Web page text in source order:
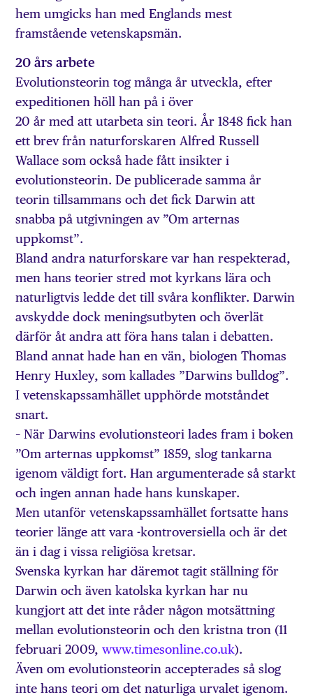
hem umgicks han med Englands mest
framstående vetenskapsmän.
20 års arbete
Evolutionsteorin tog många år utveckla, efter
expeditionen höll han på i över
20 år med att utarbeta sin teori. År 1848 fick han
ett brev från naturforskaren Alfred Russell
Wallace som också hade fått insikter i
evolutionsteorin. De publicerade samma år
teorin tillsammans och det fick Darwin att
snabba på utgivningen av ”Om arternas
uppkomst”.
Bland andra naturforskare var han respekterad,
men hans teorier stred mot kyrkans lära och
naturligtvis ledde det till svåra konflikter. Darwin
avskydde dock meningsutbyten och överlät
därför åt andra att föra hans talan i debatten.
Bland annat hade han en vän, biologen Thomas
Henry Huxley, som kallades ”Darwins bulldog”.
I vetenskapssamhället upphörde motståndet
snart.
– När Darwins evolutionsteori lades fram i boken
”Om arternas uppkomst” 1859, slog tankarna
igenom väldigt fort. Han argumenterade så starkt
och ingen annan hade hans kunskaper.
Men utanför vetenskapssamhället fortsatte hans
teorier länge att vara -kontroversiella och är det
än i dag i vissa religiösa kretsar.
Svenska kyrkan har däremot tagit ställning för
Darwin och även katolska kyrkan har nu
kungjort att det inte råder någon motsättning
mellan evolutionsteorin och den kristna tron (11
februari 2009,www.timesonline.co.uk).
Även om evolutionsteorin accepterades så slog
inte hans teori om det naturliga urvalet igenom.